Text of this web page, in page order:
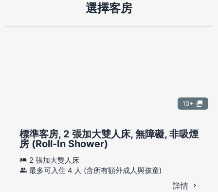
選擇客房
10+
標準客房, 2 張加大雙人床, 無障礙, 非吸煙
房 (Roll-In Shower)
2 張加大雙人床
最多可入住 4 人 (含所有額外成人與孩童)
詳情